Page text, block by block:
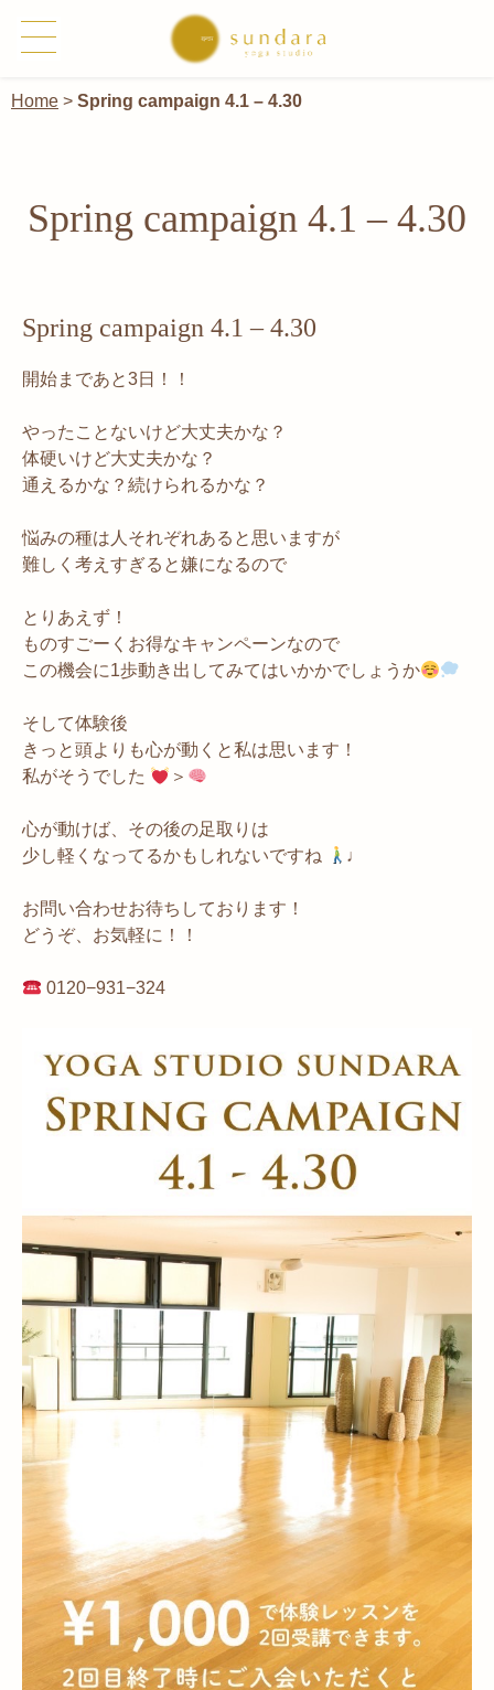
Home > Spring campaign 4.1 – 4.30
Spring campaign 4.1 – 4.30
Spring campaign 4.1 – 4.30
開始まであと3日！！
やったことないけど大丈夫かな？
体硬いけど大丈夫かな？
通えるかな？続けられるかな？
悩みの種は人それぞれあると思いますが
難しく考えすぎると嫌になるので
とりあえず！
ものすごーくお得なキャンペーンなので
この機会に1歩動き出してみてはいかかでしょうか
そして体験後
きっと頭よりも心が動くと私は思います！
私がそうでした
＞
心が動けば、その後の足取りは
少し軽くなってるかもしれないですね
♩
お問い合わせお待ちしております！
どうぞ、お気軽に！！
0120−931−324